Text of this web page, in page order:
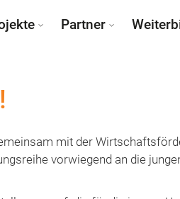
Partner
mit der
vorwiegend an die